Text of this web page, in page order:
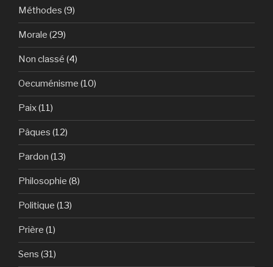
Méthodes (9)
Morale (29)
Non classé (4)
Oecuménisme (10)
Paix(11)
Pâques (12)
Pardon (13)
Philosophie (8)
Politique (13)
Prière (1)
Sens (31)